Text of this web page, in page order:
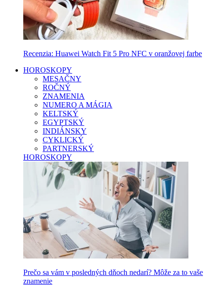
Recenzia: Huawei Watch Fit 5 Pro NFC v oranžovej farbe
HOROSKOPY
MESAČNY
ROČNÝ
ZNAMENIA
NUMERO A MÁGIA
KELTSKÝ
EGYPTSKÝ
INDIÁNSKY
CYKLICKÝ
PARTNERSKÝ
HOROSKOPY
Prečo sa vám v posledných dňoch nedarí? Môže za to vaše
znamenie